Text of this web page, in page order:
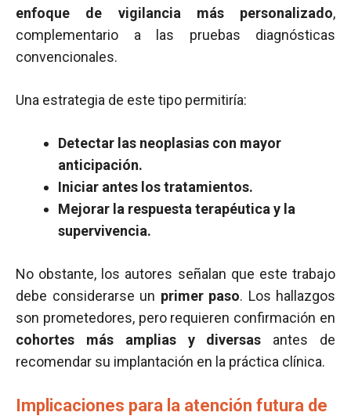
enfoque de vigilancia más personalizado,
complementario a las pruebas diagnósticas
convencionales.
Una estrategia de este tipo permitiría:
Detectar las neoplasias con mayor
anticipación.
Iniciar antes los tratamientos.
Mejorar la respuesta terapéutica y la
supervivencia.
No obstante, los autores señalan que este trabajo
debe considerarse un primer paso. Los hallazgos
son prometedores, pero requieren confirmación en
cohortes más amplias y diversas antes de
recomendar su implantación en la práctica clínica.
Implicaciones para la atención futura de